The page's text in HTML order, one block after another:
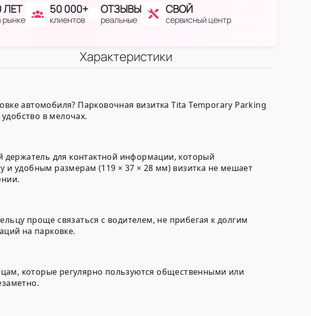
ЛЕТ
рынке
50 000+
клиентов
ОТЗЫВЫ
реальные
СВОЙ
сервисный центр
Характеристики
автомобиля? Парковочная визитка Tita Temporary Parking
в мелочах.
для контактной информации, который
и удобным размерам (119 × 37 × 28 мм) визитка не мешает
проще связаться с водителем, не прибегая к долгим
на парковке.
которые регулярно пользуются общественными или